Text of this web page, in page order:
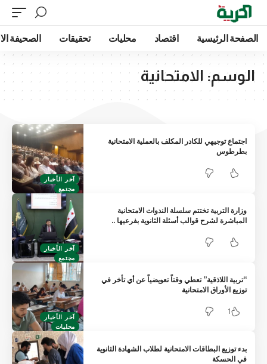
الصفحة الرئيسية اقتصاد محليات تحقيقات الصحيفة
الوسم: الامتحانية
آخر الأخبار
مجتمع
اجتماع توجيهي للكادر المكلف بالعملية الامتحانية
بطرطوس
آخر الأخبار
مجتمع
وزارة التربية تختتم سلسلة الندوات الامتحانية
المباشرة لشرح قوالب أسئلة الثانوية بفرعيها ..
آخر الأخبار
محليات
“تربية اللاذقية” تعطي وقتاً تعويضياً عن أي تأخر في
توزيع الأوراق الامتحانية
1
بدء توزيع البطاقات الامتحانية لطلاب الشهادة الثانوية
في الحسكة